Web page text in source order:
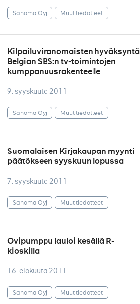
Sanoma Oyj Muut tiedotteet
Kilpailuviranomaisten hyväksyntä
Belgian SBS:n tv-toimintojen
kumppanuusrakenteelle
9. syyskuuta 2011
Sanoma Oyj Muut tiedotteet
Suomalaisen Kirjakaupan myynti
päätökseen syyskuun lopussa
7. syyskuuta 2011
Sanoma Oyj Muut tiedotteet
Ovipumppu lauloi kesällä R-
kioskilla
16. elokuuta 2011
Sanoma Oyj Muut tiedotteet